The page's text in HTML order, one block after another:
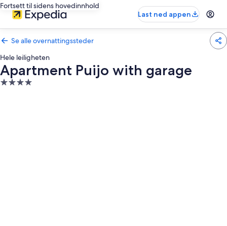
Fortsett til sidens hovedinnhold
Last ned appen
Se alle overnattingssteder
Hele leiligheten
Apartment Puijo with garage
Overnattingssted